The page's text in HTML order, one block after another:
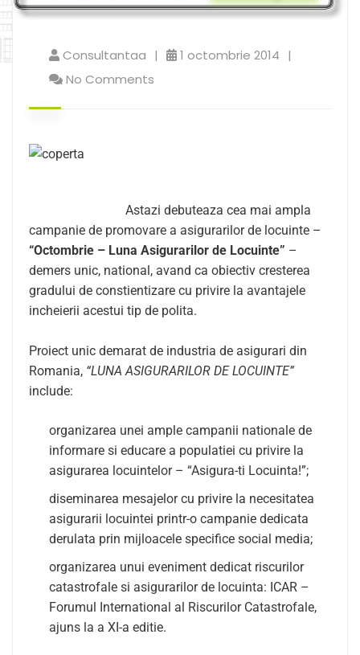
Consultantaa
1 octombrie 2014
No Comments
Astazi debuteaza cea mai ampla
campanie de promovare a asigurarilor de locuinte –
“Octombrie – Luna Asigurarilor de Locuinte” –
demers unic, national, avand ca obiectiv cresterea
gradului de constientizare cu privire la avantajele
incheierii acestui tip de polita.
Proiect unic demarat de industria de asigurari din
Romania, “LUNA ASIGURARILOR DE LOCUINTE”
include:
organizarea unei ample campanii nationale de
informare si educare a populatiei cu privire la
asigurarea locuintelor – “Asigura-ti Locuinta!”;
diseminarea mesajelor cu privire la necesitatea
asigurarii locuintei printr-o campanie dedicata
derulata prin mijloacele specifice social media;
organizarea unui eveniment dedicat riscurilor
catastrofale si asigurarilor de locuinta: ICAR –
Forumul International al Riscurilor Catastrofale,
ajuns la a XI-a editie.